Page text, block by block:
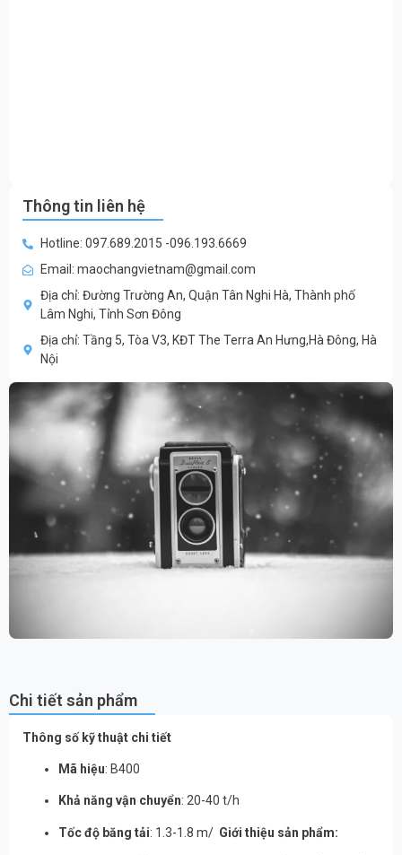
Thông tin liên hệ
Hotline: 097.689.2015 -096.193.6669
Email: maochangvietnam@gmail.com
Địa chỉ: Đường Trường An, Quận Tân Nghi Hà, Thành phố
Lâm Nghi, Tỉnh Sơn Đông
Địa chỉ: Tầng 5, Tòa V3, KĐT The Terra An Hưng,Hà Đông, Hà
Nội
Chi tiết sản phẩm
Thông số kỹ thuật chi tiết
Mã hiệu: B400
Khả năng vận chuyển: 20-40 t/h
Tốc độ băng tải: 1.3-1.8 m/ Giới thiệu sản phẩm: